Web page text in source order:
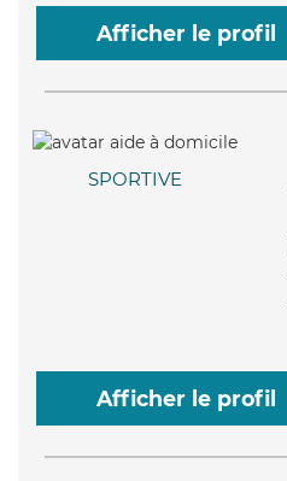
Afficher le profil
SPORTIVE
Afficher le profil